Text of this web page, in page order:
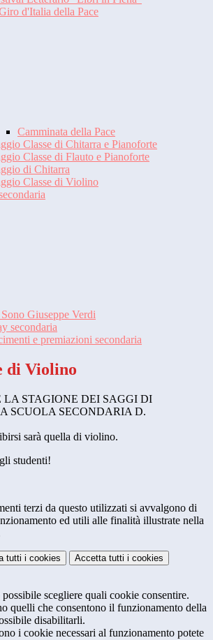
d'Italia della Pace
Camminata della Pace
Classe di Chitarra e Pianoforte
Classe di Flauto e Pianoforte
di Chitarra
Classe di Violino
Giuseppe Verdi
secondaria
e premiazioni secondaria
di Violino
LA STAGIONE DEI SAGGI DI
SCUOLA SECONDARIA D.
sarà quella di violino.
studenti!
terzi da questo utilizzati si avvalgono di
ed utili alle finalità illustrate nella
tutti i cookies Accetta tutti i cookies
possibile scegliere quali cookie consentire.
quelli che consentono il funzionamento della
disabilitarli.
i cookie necessari al funzionamento potete